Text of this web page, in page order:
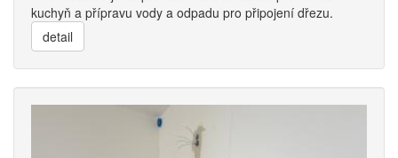
kuchyň a přípravu vody a odpadu pro připojení dřezu.
detail